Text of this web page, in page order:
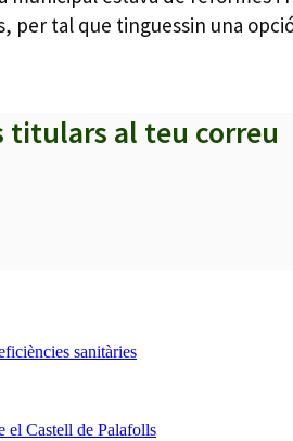
tal que tinguessin una
titulars al teu correu
sanitàries
el Castell de Palafolls